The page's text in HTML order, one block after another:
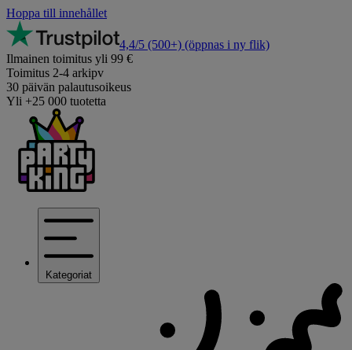
Hoppa till innehållet
4,4/5 (500+) (öppnas i ny flik)
Ilmainen toimitus yli 99 €
Toimitus 2-4 arkipv
30 päivän palautusoikeus
Yli +25 000 tuotetta
Kategoriat